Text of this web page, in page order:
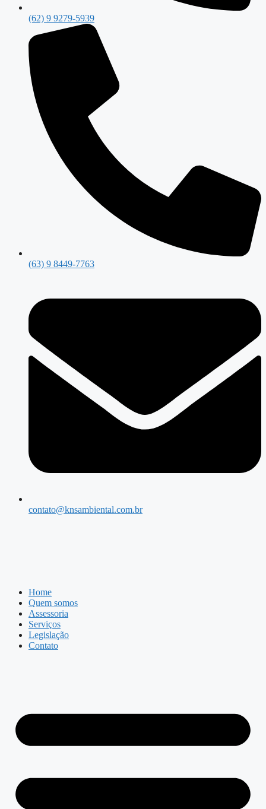
(62) 9 9279-5939
(63) 9 8449-7763
contato@knsambiental.com.br
Home
Quem somos
Assessoria
Serviços
Legislação
Contato